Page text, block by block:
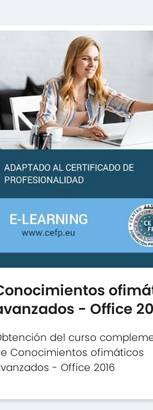
- Office
del curso
Conocimientos ofimáticos
- Office 2016